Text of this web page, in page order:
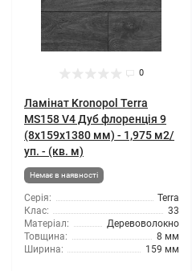
0
Ламінат Kronopol Terra
MS158 V4 Дуб флоренція 9
(8x159x1380 мм) - 1,975 м2/
уп. - (кв. м)
Немає в наявності
Серія:
Terra
Клас:
33
Матеріал:
Деревоволокно
Товщина:
8 мм
Ширина:
159 мм